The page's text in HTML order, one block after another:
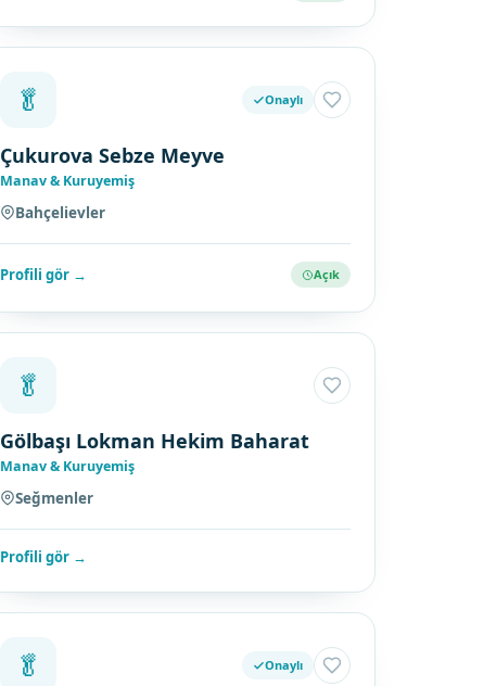
🥬 Onaylı
Çukurova Sebze Meyve
Manav & Kuruyemiş
Bahçelievler
Profili gör → Açık
🥬
Gölbaşı Lokman Hekim Baharat
Manav & Kuruyemiş
Seğmenler
Profili gör →
🥬 Onaylı